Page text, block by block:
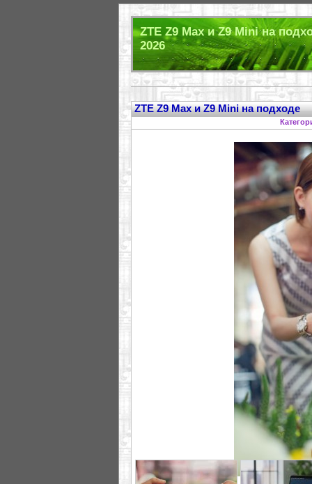
ZTE Z9 Max и Z9 Mini на
2026
ZTE Z9 Max и Z9 Mini на подходе